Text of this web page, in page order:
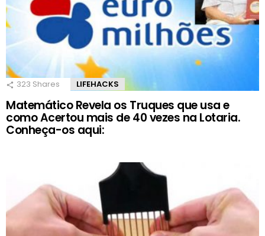
323 Shares LIFEHACKS
Matemático Revela os Truques que usa e
como Acertou mais de 40 vezes na Lotaria.
Conheça-os aqui: